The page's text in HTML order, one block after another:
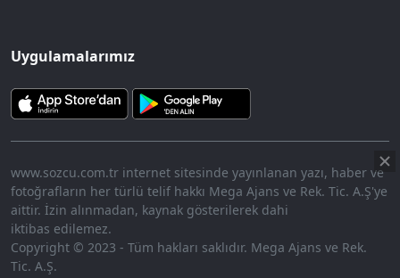
Uygulamalarımız
www.sozcu.com.tr internet sitesinde yayınlanan yazı, haber ve
fotoğrafların her türlü telif hakkı Mega Ajans ve Rek. Tic. A.Ş'ye
aittir. İzin alınmadan, kaynak gösterilerek dahi
iktibas edilemez.
Copyright © 2023 - Tüm hakları saklıdır. Mega Ajans ve Rek.
Tic. A.Ş.